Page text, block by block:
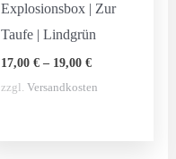
Explosionsbox | Zur
Taufe | Lindgrün
17,00€ – 19,00€
zzgl.Versandkosten